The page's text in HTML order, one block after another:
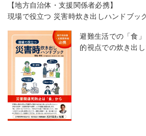
【地方自治体・支援関係者必携】
現場で役立つ 災害時炊き出しハンドブッ
避難生活での「食
的視点での炊き出